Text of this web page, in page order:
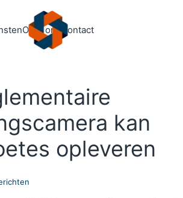
Over onsContact
kan
opleveren